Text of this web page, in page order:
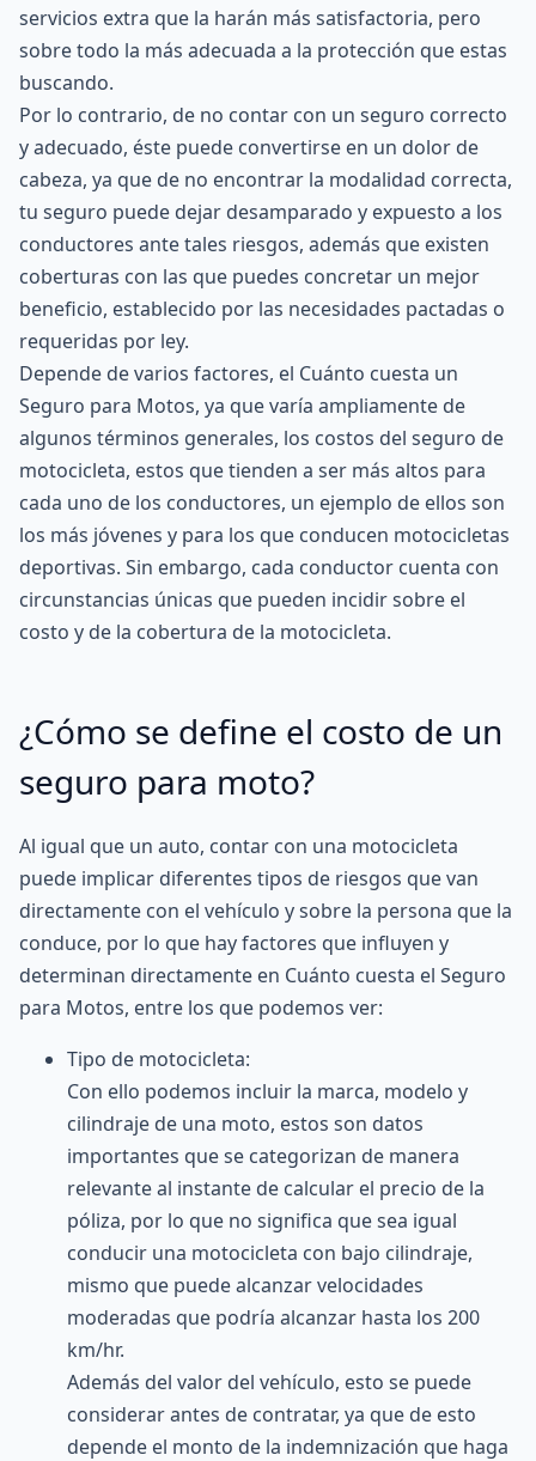
servicios extra que la harán más satisfactoria, pero
sobre todo la más adecuada a la protección que estas
buscando.
Por lo contrario, de no contar con un seguro correcto
y adecuado, éste puede convertirse en un dolor de
cabeza, ya que de no encontrar la modalidad correcta,
tu seguro puede dejar desamparado y expuesto a los
conductores ante tales riesgos, además que existen
coberturas con las que puedes concretar un mejor
beneficio, establecido por las necesidades pactadas o
requeridas por ley.
Depende de varios factores, el Cuánto cuesta un
Seguro para Motos, ya que varía ampliamente de
algunos términos generales, los costos del seguro de
motocicleta, estos que tienden a ser más altos para
cada uno de los conductores, un ejemplo de ellos son
los más jóvenes y para los que conducen motocicletas
deportivas. Sin embargo, cada conductor cuenta con
circunstancias únicas que pueden incidir sobre el
costo y de la cobertura de la motocicleta.
¿Cómo se define el costo de un
seguro para moto?
Al igual que un auto, contar con una motocicleta
puede implicar diferentes tipos de riesgos que van
directamente con el vehículo y sobre la persona que la
conduce, por lo que hay factores que influyen y
determinan directamente en Cuánto cuesta el Seguro
para Motos, entre los que podemos ver:
Tipo de motocicleta:
Con ello podemos incluir la marca, modelo y
cilindraje de una moto, estos son datos
importantes que se categorizan de manera
relevante al instante de calcular el precio de la
póliza, por lo que no significa que sea igual
conducir una motocicleta con bajo cilindraje,
mismo que puede alcanzar velocidades
moderadas que podría alcanzar hasta los 200
km/hr.
Además del valor del vehículo, esto se puede
considerar antes de contratar, ya que de esto
depende el monto de la indemnización que haga